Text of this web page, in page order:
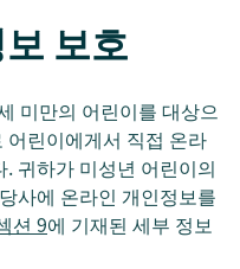
보호
미만의 어린이를 대상으
어린이에게서 직접 온라
귀하가 미성년 어린이의
사에 온라인 개인정보를
션 9에 기재된 세부 정보